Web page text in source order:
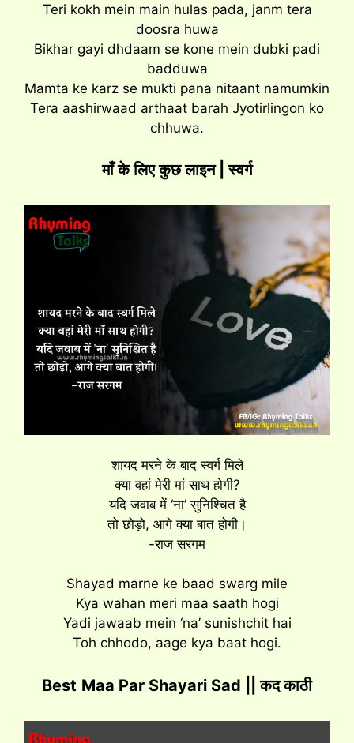
Teri kokh mein main hulas pada, janm tera
doosra huwa
Bikhar gayi dhdaam se kone mein dubki padi
badduwa
Mamta ke karz se mukti pana nitaant namumkin
Tera aashirwaad arthaat barah Jyotirlingon ko
chhuwa.
माँ के लिए कुछ लाइन | स्वर्ग
शायद मरने के बाद स्वर्ग मिले
क्या वहां मेरी मां साथ होगी?
यदि जवाब में ‘ना’ सुनिश्चित है
तो छोड़ो, आगे क्या बात होगी।
-राज सरगम
Shayad marne ke baad swarg mile
Kya wahan meri maa saath hogi
Yadi jawaab mein ‘na’ sunishchit hai
Toh chhodo, aage kya baat hogi.
Best Maa Par Shayari Sad || कद काठी